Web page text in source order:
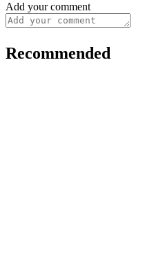
Add your comment
Recommended